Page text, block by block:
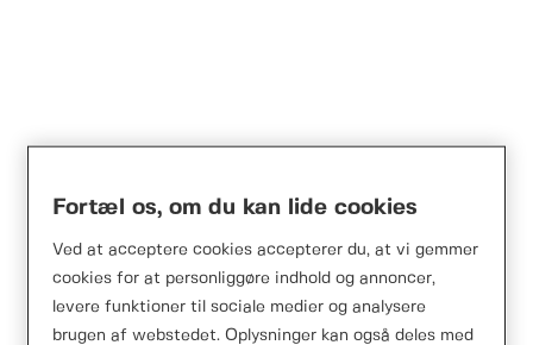
Normstahl HSC901AP
Hurtigport
Fortæl os, om du kan lide cookies
Ved at acceptere cookies accepterer du, at vi gemmer
cookies for at personliggøre indhold og annoncer,
levere funktioner til sociale medier og analysere
brugen af webstedet. Oplysninger kan også deles med